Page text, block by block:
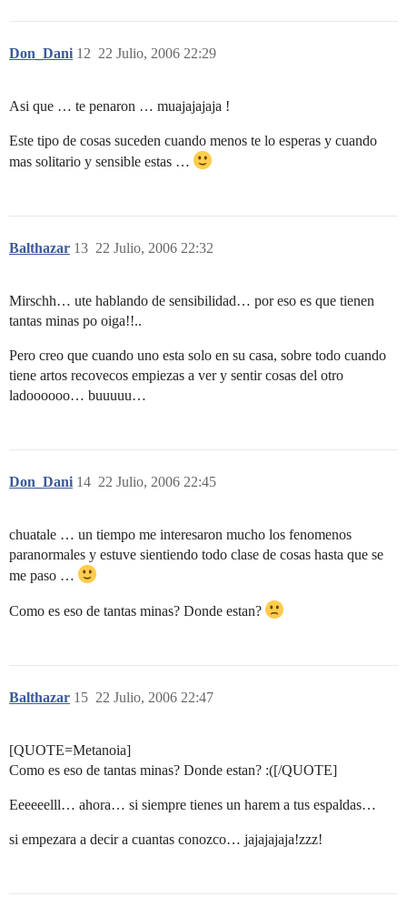
Don_Dani 22 Julio, 2006 22:29
12
Asi que … te penaron … muajajajaja !
Este tipo de cosas suceden cuando menos te lo esperas y cuando
mas solitario y sensible estas …
Balthazar 22 Julio, 2006 22:32
13
Mirschh… ute hablando de sensibilidad… por eso es que tienen
tantas minas po oiga!!..
Pero creo que cuando uno esta solo en su casa, sobre todo cuando
tiene artos recovecos empiezas a ver y sentir cosas del otro
ladoooooo… buuuuu…
Don_Dani 22 Julio, 2006 22:45
14
chuatale … un tiempo me interesaron mucho los fenomenos
paranormales y estuve sientiendo todo clase de cosas hasta que se
me paso …
Como es eso de tantas minas? Donde estan?
Balthazar 22 Julio, 2006 22:47
15
[QUOTE=Metanoia]
Como es eso de tantas minas? Donde estan? :([/QUOTE]
Eeeeeelll… ahora… si siempre tienes un harem a tus espaldas…
si empezara a decir a cuantas conozco… jajajajaja!zzz!